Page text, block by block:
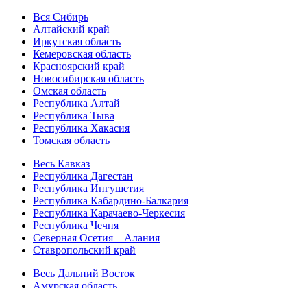
Вся Сибирь
Алтайский край
Иркутская область
Кемеровская область
Красноярский край
Новосибирская область
Омская область
Республика Алтай
Республика Тыва
Республика Хакасия
Томская область
Весь Кавказ
Республика Дагестан
Республика Ингушетия
Республика Кабардино-Балкария
Республика Карачаево-Черкесия
Республика Чечня
Северная Осетия – Алания
Ставропольский край
Весь Дальний Восток
Амурская область